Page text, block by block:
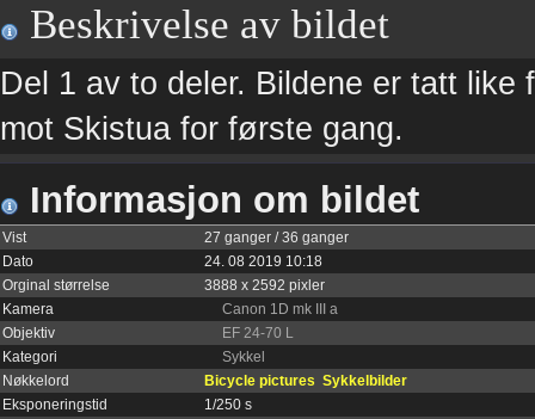
Beskrivelse av bildet
Del 1 av to deler. Bildene er tatt
mot Skistua for første gang.
Informasjon om bildet
Vist
27 ganger / 36 ganger
Dato
24. 08 2019 10:18
Orginal størrelse
3888 x 2592 pixler
Kamera
Canon 1D mk III a
Objektiv
EF 24-70 L
Kategori
Sykkel
Nøkkelord
Bicycle pictures Sykkelbilder
Eksponeringstid
1/250 s